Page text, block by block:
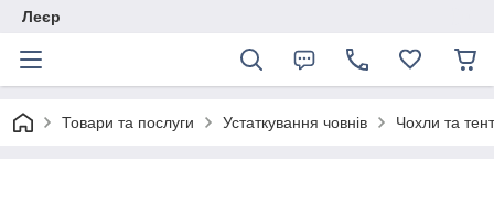
Леєр
Товари та послуги Устаткування човнів Чохли та